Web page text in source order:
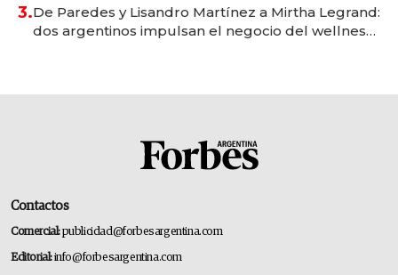
3.De Paredes y Lisandro Martínez a Mirtha Legrand:
dos argentinos impulsan el negocio del wellness
Contactos
Comercial:publicidad@forbesargentina.com
Editorial:info@forbesargentina.com